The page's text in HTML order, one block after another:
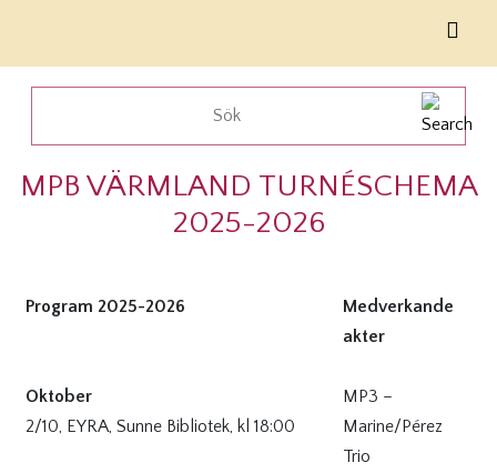
MPB VÄRMLAND TURNÉSCHEMA
2025-2026
Program 2025-2026
Oktober
2/10, EYRA, Sunne Bibliotek, kl 18:00
Medverkande
akter
MP3 –
Marine/Pérez
Trio